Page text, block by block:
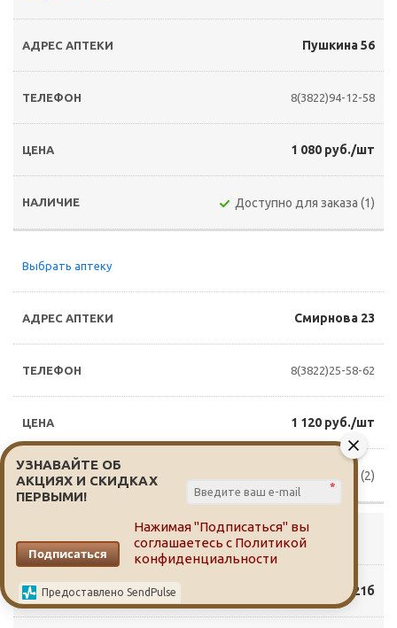
Пушкина 56
8(3822)94-12-58
1 080 руб./шт
Доступно для заказа (1)
Выбрать аптеку
Смирнова 23
8(3822)25-58-62
1 120 руб./шт
Доступно для заказа (2)
Выбрать аптеку
Солнечная 21б
УЗНАВАЙТЕ ОБ
АКЦИЯХ И СКИДКАХ
ПЕРВЫМИ!
*
Подписаться
Нажимая "Подписаться" вы
соглашаетесь с Политикой
конфиденциальности
Предоставлено SendPulse